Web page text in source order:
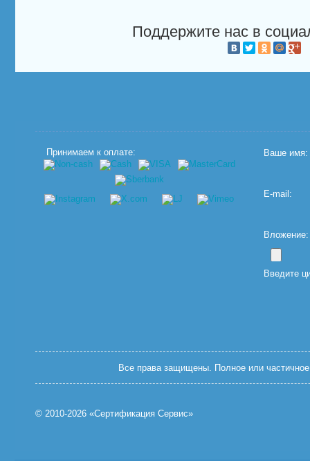
Поддержите нас в
Принимаем к оплате: Ваше имя:
E-mail:
Введите
Все права защищены. Полное или частичное
© 2010-2026 «Сертификация Сервис»